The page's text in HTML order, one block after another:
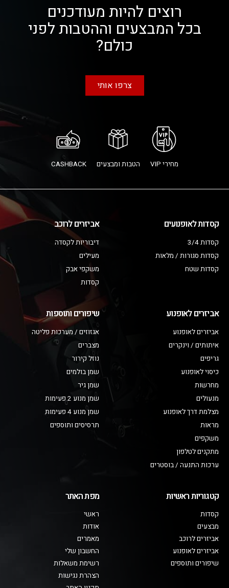
רוצים להיות מעודכנים
בכל המבצעים וההטבות לפני
כולם?
צרפו אותי
מחירי VIP הטבות ומבצעים CASHBACK
קסדות לאופנועים
קסדות 3/4
קסדות סגורות / מלאות
קסדות שטח
אביזרים לרוכב
דיבוריות לקסדה
מעילים
משקפי אבק
קסדות
אביזרים לאופנוע
אביזרים לאופנוע
איתותים / וינקרים
גריפים
כיסוי לאופנוע
מחרשות
מנעולים
מצלמת דרך לאופנוע
מראות
משקפים
מתקנים לטלפון
ערכות התנעה / בוסטרים
שיפורים ותוספות
אגזוזים / מערכות פליטה
מצברים
נוזל קירור
שמן בולמים
שמן גיר
שמן מנוע 2 פעימות
שמן מנוע 4 פעימות
תרסיסים ותוספים
קטגוריות ראשיות
קסדות
מבצעים
אביזרים לרוכב
אביזרים לאופנוע
שיפורים ותוספים
מפת האתר
ראשי
אודות
מאמרים
החשבון שלי
רשימת משאלות
הצהרת נגישות